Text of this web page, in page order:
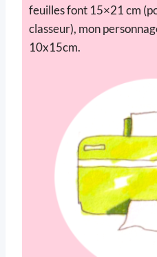
feuilles font 15×21 cm
classeur), mon
10x15cm.